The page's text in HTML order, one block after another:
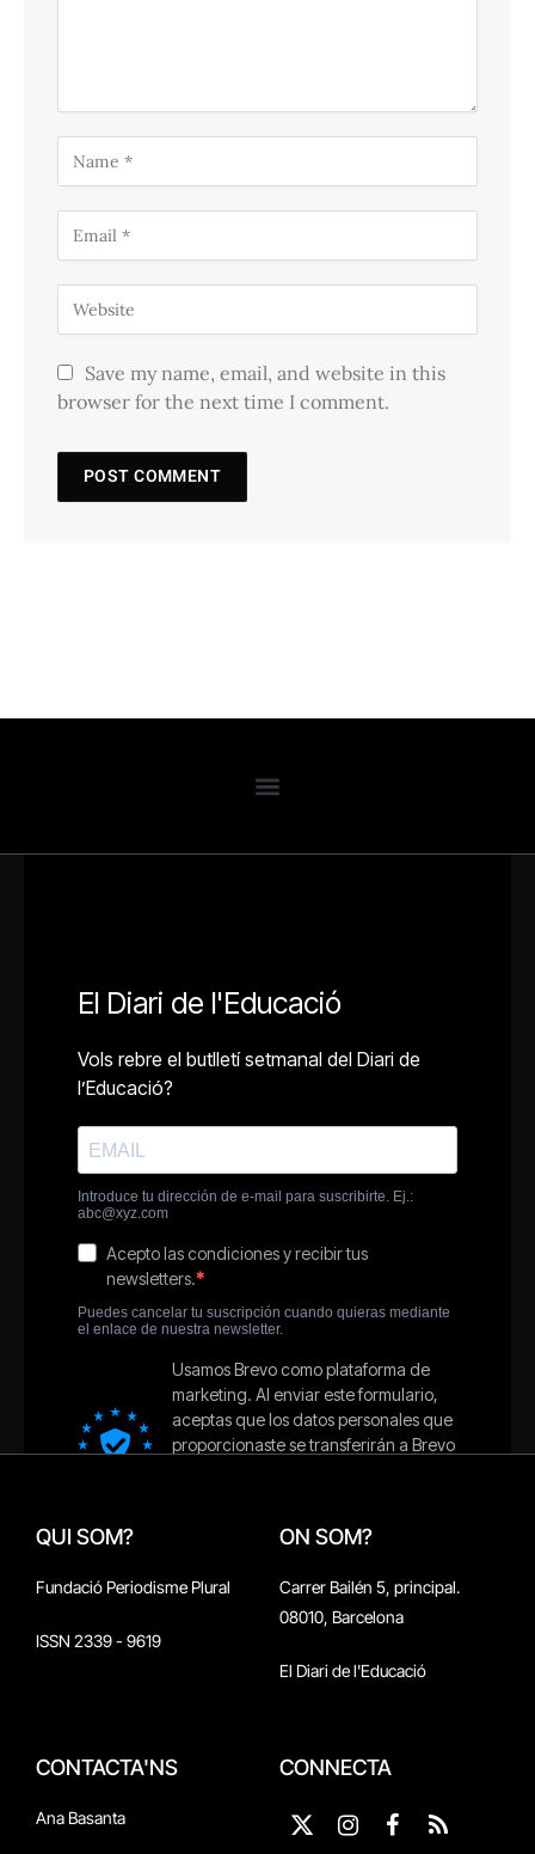
Save my name, email, and website in this
browser for the next time I comment.
QUI SOM?
Fundació Periodisme Plural
ISSN 2339 - 9619
ON SOM?
Carrer Bailén 5, principal.
08010, Barcelona
El Diari de l'Educació
CONTACTA'NS
Ana Basanta
CONNECTA
X
Instagram
Facebook
RSS